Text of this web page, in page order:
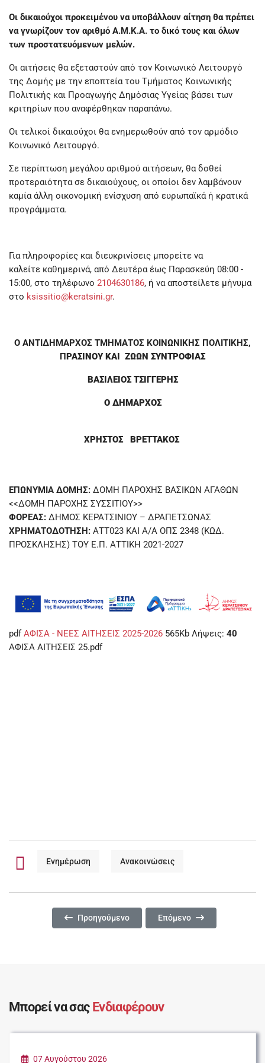
Οι δικαιούχοι προκειμένου να υποβάλλουν αίτηση θα πρέπει
να γνωρίζουν τον αριθμό Α.Μ.Κ.Α. το δικό τους και όλων
των προστατευόμενων μελών.
Οι αιτήσεις θα εξεταστούν από τον Κοινωνικό Λειτουργό
της Δομής με την εποπτεία του Τμήματος Κοινωνικής
Πολιτικής και Προαγωγής Δημόσιας Υγείας βάσει των
κριτηρίων που αναφέρθηκαν παραπάνω.
Οι τελικοί δικαιούχοι θα ενημερωθούν από τον αρμόδιο
Κοινωνικό Λειτουργό.
Σε περίπτωση μεγάλου αριθμού αιτήσεων, θα δοθεί
προτεραιότητα σε δικαιούχους, οι οποίοι δεν λαμβάνουν
καμία άλλη οικονομική ενίσχυση από ευρωπαϊκά ή κρατικά
προγράμματα.
Για πληροφορίες και διευκρινίσεις μπορείτε να
καλείτε καθημερινά, από Δευτέρα έως Παρασκεύη 08:00 -
15:00, στο τηλέφωνο 2104630186, ή να αποστείλετε μήνυμα
στο ksissitio@keratsini.gr.
Ο ΑΝΤΙΔΗΜΑΡΧΟΣ ΤΜΗΜΑΤΟΣ ΚΟΙΝΩΝΙΚΗΣ ΠΟΛΙΤΙΚΗΣ,
ΠΡΑΣΙΝΟΥ ΚΑΙ ΖΩΩΝ ΣΥΝΤΡΟΦΙΑΣ
ΒΑΣΙΛΕΙΟΣ ΤΣΙΓΓΕΡΗΣ
Ο ΔΗΜΑΡΧΟΣ
ΧΡΗΣΤΟΣ ΒΡΕΤΤΑΚΟΣ
ΕΠΩΝΥΜΙΑ ΔΟΜΗΣ: ΔΟΜΗ ΠΑΡΟΧΗΣ ΒΑΣΙΚΩΝ ΑΓΑΘΩΝ
<<ΔΟΜΗ ΠΑΡΟΧΗΣ ΣΥΣΣΙΤΙΟΥ>>
ΦΟΡΕΑΣ: ΔΗΜΟΣ ΚΕΡΑΤΣΙΝΙΟΥ – ΔΡΑΠΕΤΣΩΝΑΣ
ΧΡΗΜΑΤΟΔΟΤΗΣΗ: ΑΤΤ023 ΚΑΙ Α/Α ΟΠΣ 2348 (ΚΩΔ.
ΠΡΟΣΚΛΗΣΗΣ) ΤΟΥ Ε.Π. ΑΤΤΙΚΗ 2021-2027
pdf ΑΦΙΣΑ - ΝΕΕΣ ΑΙΤΗΣΕΙΣ 2025-2026 565Kb Λήψεις: 40
ΑΦΙΣΑ ΑΙΤΗΣΕΙΣ 25.pdf
Ενημέρωση Ανακοινώσεις
Προηγούμενο Άρθρο: ΠΑΡΑΤΑΣΗ ΠΡΟΘΕΣΜΙΑΣ
Προηγούμενο Επόμενο Άρθρο:
Επόμενο
Μπορεί να σας Ενδιαφέρουν
07 Αυγούστου 2026